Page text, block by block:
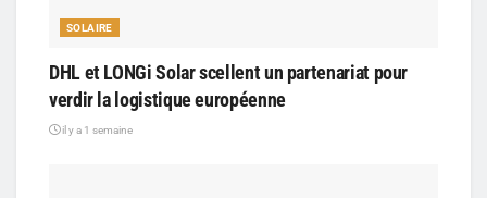
SOLAIRE
DHL et LONGi Solar scellent un partenariat pour
verdir la logistique européenne
il y a 1 semaine